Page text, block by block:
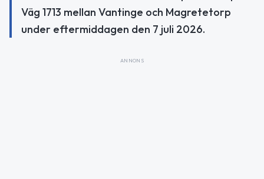
Väg 1713 mellan Vantinge och Magretetorp
under eftermiddagen den 7 juli 2026.
ANNONS